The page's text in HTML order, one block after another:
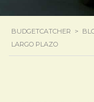
BUDGETCATCHER >
LARGO PLAZO